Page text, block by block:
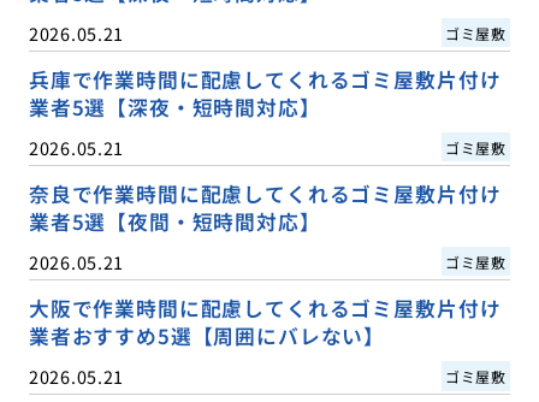
2026.05.21 ゴミ屋敷
兵庫で作業時間に配慮してくれるゴミ屋敷片付け
業者5選【深夜・短時間対応】
2026.05.21 ゴミ屋敷
奈良で作業時間に配慮してくれるゴミ屋敷片付け
業者5選【夜間・短時間対応】
2026.05.21 ゴミ屋敷
大阪で作業時間に配慮してくれるゴミ屋敷片付け
業者おすすめ5選【周囲にバレない】
2026.05.21 ゴミ屋敷